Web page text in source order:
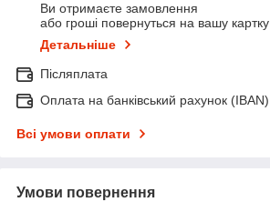
Ви отримаєте замовлення
або гроші повернуться на вашу картку
Детальніше
Післяплата
Оплата на банківський рахунок (IBAN)
Всі умови оплати
Умови повернення